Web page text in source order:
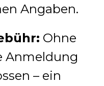
Angaben.
Ohne
Anmeldung
– ein